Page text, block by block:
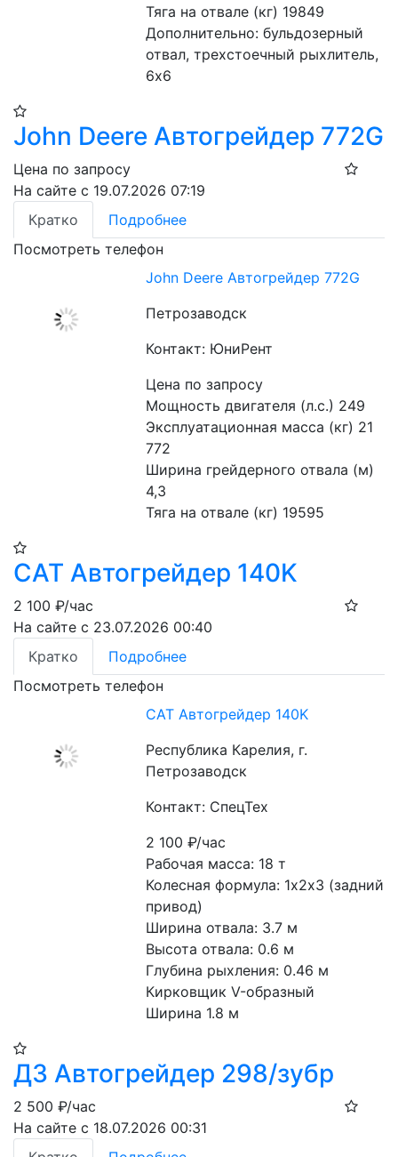
Тяга на отвале (кг) 19849
Дополнительно: бульдозерный
отвал, трехстоечный рыхлитель,
6х6
John Deere Автогрейдер 772G
Цена по запросу
На сайте с 19.07.2026 07:19
Кратко
Подробнее
Посмотреть телефон
John Deere Автогрейдер 772G
Петрозаводск
Контакт: ЮниРент
Цена по запросу
Мощность двигателя (л.с.) 249
Эксплуатационная масса (кг) 21
772
Ширина грейдерного отвала (м)
4,3
Тяга на отвале (кг) 19595
САТ Автогрейдер 140K
2 100 ₽/час
На сайте с 23.07.2026 00:40
Кратко
Подробнее
Посмотреть телефон
САТ Автогрейдер 140K
Республика Карелия, г.
Петрозаводск
Контакт: СпецТех
2 100₽/час
Рабочая масса: 18 т
Колесная формула: 1х2х3 (задний
привод)
Ширина отвала: 3.7 м
Высота отвала: 0.6 м
Глубина рыхления: 0.46 м
Кирковщик V-образный
Ширина 1.8 м
ДЗ Автогрейдер 298/зубр
2 500 ₽/час
На сайте с 18.07.2026 00:31